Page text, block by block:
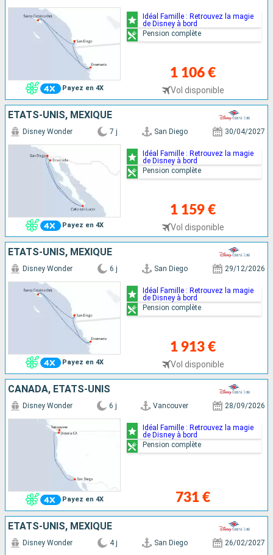
Payez en 4X
1 106 €
Vol disponible
Idéal Famille : Retrouvez la magie
de Disney à bord
Pension complète
ÉTATS-UNIS, MEXIQUE
Payez en 4X
Disney Wonder 7 j San Diego 30/04/2027
1 159 €
Vol disponible
Idéal Famille : Retrouvez la magie
de Disney à bord
Pension complète
ÉTATS-UNIS, MEXIQUE
Payez en 4X
Disney Wonder 6 j San Diego 29/12/2026
1 913 €
Vol disponible
Idéal Famille : Retrouvez la magie
de Disney à bord
Pension complète
CANADA, ÉTATS-UNIS
Payez en 4X
Disney Wonder 6 j Vancouver 28/09/2026
731 €
Idéal Famille : Retrouvez la magie
de Disney à bord
Pension complète
ÉTATS-UNIS, MEXIQUE
Disney Wonder 4 j San Diego 26/02/2027